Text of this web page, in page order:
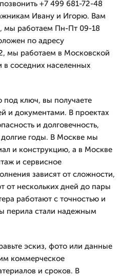
+7 499 681-72-48
Ивану и Игорю. Вам
мы работаем Пн-Пт 09-18
по адресу
мы работаем в Московской
в соседних населенных
под ключ, вы получаете
и документами. В проектах
и долговечность,
годы. В Москве мы
и конструкцию, а в Москве
и сервисное
зависят от сложности,
от нескольких дней до пары
работают с точностью и
перила стали надежным
эскиз, фото или данные
коммерческое
и сроков. В